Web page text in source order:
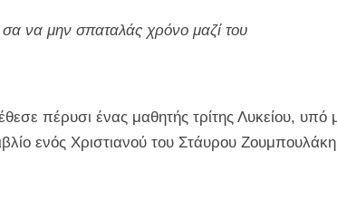
να μην σπαταλάς χρόνο μαζί του
πέρυσι ένας μαθητής τρίτης Λυκείου,
ενός Χριστιανού του Στάυρου Ζουμπουλάκη